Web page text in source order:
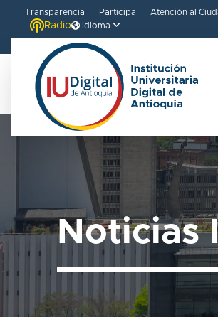
Transparencia Participa Atención al
Radio Idioma
Noticias